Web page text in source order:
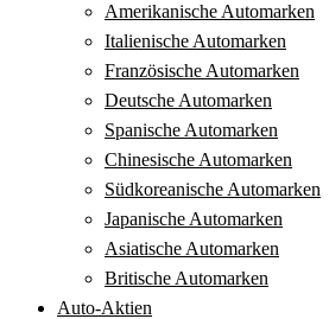
Amerikanische Automarken
Italienische Automarken
Französische Automarken
Deutsche Automarken
Spanische Automarken
Chinesische Automarken
Südkoreanische Automarken
Japanische Automarken
Asiatische Automarken
Britische Automarken
Auto-Aktien